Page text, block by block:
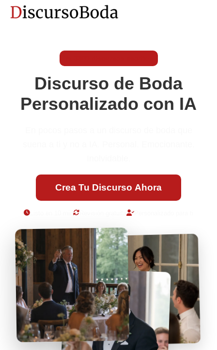
Discurso de Boda
Personalizado con IA
Crea Tu Discurso Ahora